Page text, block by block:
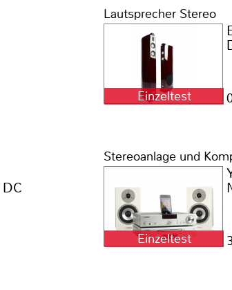
Lautsprecher Stereo
Einzeltest
Stereoanlage und
Einzeltest